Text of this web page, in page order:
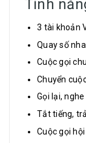
Tính
3 tài khoản
Quay số
Cuộc gọi
Chuyển
Gọi lại,
Tắt tiếng,
Cuộc gọi